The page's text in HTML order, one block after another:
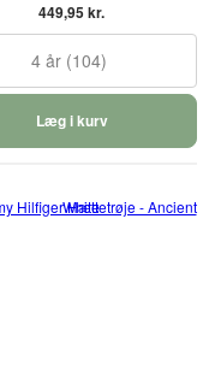
449,95 kr.
4 år (104)
Læg i kurv